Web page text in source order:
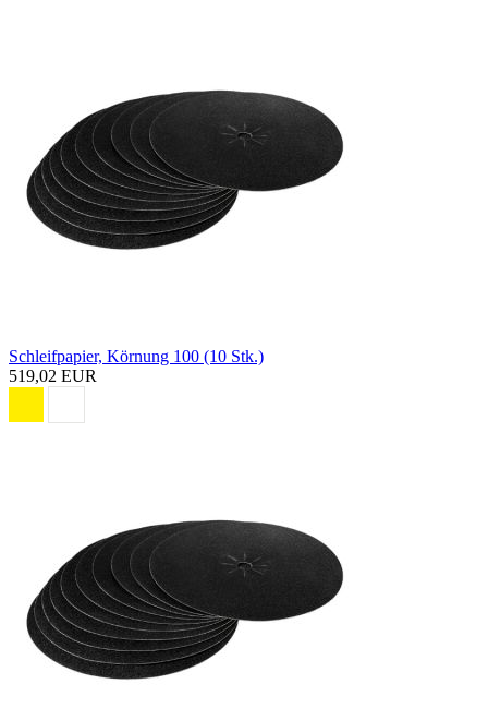
Schleifpapier, Körnung 100 (10 Stk.)
519,02 EUR